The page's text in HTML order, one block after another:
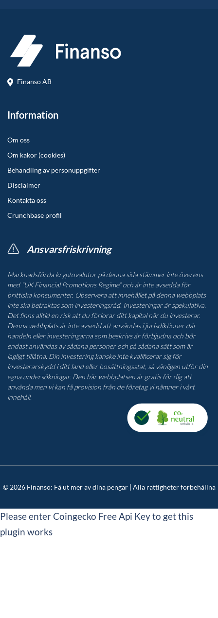
Finanso AB
Information
Om oss
Om kakor (cookies)
Behandling av personuppgifter
Disclaimer
Kontakta oss
Crunchbase profil
Ansvarsfriskrivning
Marknadsförda kryptovalutor på denna sida stämmer inte överens
med “UK Financial Promotions Regime” och är inte avsedda för
brittiska konsumenter. Observera att innehållet på denna webbplats
inte ska betraktas som investeringsråd. Investeringar är spekulativa.
Det finns alltid en risk att du förlorar ditt kapital när du investerar.
Denna webbplats är inte avsedd att användas i jurisdiktioner där
handeln eller investeringarna som beskrivs är förbjudna och bör
endast användas av sådana personer och på sådana sätt som är
lagligt tillåtna. Din investering kanske inte kvalificerar sig för
investerarskydd i ditt land eller bosättningsstat, så vänligen utför din
egna undersökningar. Den här webbplatsen är gratis för dig att
använda men vi kan få provision från de företag vi nämner i vårt
innehåll.
© 2026 Finanso: Få ut mer av dina pengar | Alla rättigheter förbehållna
Please enter Coingecko Free Api Key to get this
plugin works